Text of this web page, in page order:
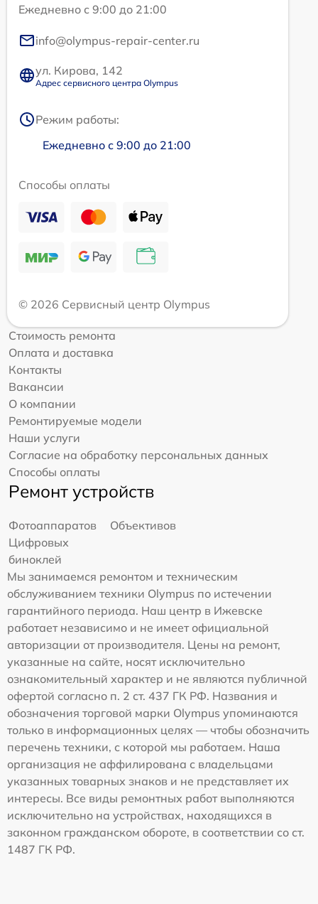
Ежедневно с 9:00 до 21:00
info@olympus-repair-center.ru
ул. Кирова, 142
Адрес сервисного центра Olympus
Режим работы:
Ежедневно с 9:00 до 21:00
Способы оплаты
© 2026 Сервисный центр Olympus
Стоимость ремонта
Оплата и доставка
Контакты
Вакансии
О компании
Ремонтируемые модели
Наши услуги
Согласие на обработку персональных данных
Способы оплаты
Ремонт устройств
Фотоаппаратов
Объективов
Цифровых
биноклей
Мы занимаемся ремонтом и техническим
обслуживанием техники Olympus по истечении
гарантийного периода. Наш центр в Ижевске
работает независимо и не имеет официальной
авторизации от производителя. Цены на ремонт,
указанные на сайте, носят исключительно
ознакомительный характер и не являются публичной
офертой согласно п. 2 ст. 437 ГК РФ. Названия и
обозначения торговой марки Olympus упоминаются
только в информационных целях — чтобы обозначить
перечень техники, с которой мы работаем. Наша
организация не аффилирована с владельцами
указанных товарных знаков и не представляет их
интересы. Все виды ремонтных работ выполняются
исключительно на устройствах, находящихся в
законном гражданском обороте, в соответствии со ст.
1487 ГК РФ.